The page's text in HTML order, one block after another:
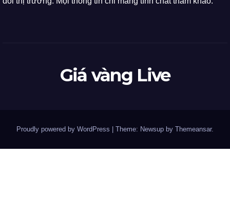
Giá vàng Live
Proudly powered by WordPress | Theme: Newsup by Themeansar.